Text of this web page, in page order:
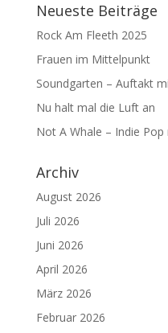
Neueste Beiträge
Rock Am Fleeth 2025
Frauen im Mittelpunkt
Soundgarten – Auftakt
Nu halt mal die Luft an
Not A Whale – Indie
Archiv
August 2026
Juli 2026
Juni 2026
April 2026
März 2026
Februar 2026